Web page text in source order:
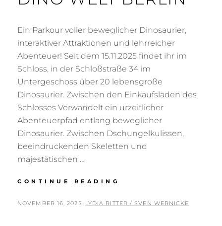
Ein Parkour voller beweglicher Dinosaurier,
interaktiver Attraktionen und lehrreicher
Abenteuer! Seit dem 15.11.2025 findet ihr im
Schloss, in der Schloßstraße 34 im
Untergeschoss über 20 lebensgroße
Dinosaurier. Zwischen den Einkaufsläden des
Schlosses Verwandelt ein urzeitlicher
Abenteuerpfad entlang beweglicher
Dinosaurier. Zwischen Dschungelkulissen,
beeindruckenden Skeletten und
majestätischen …
CONTINUE READING
BERLIN
POSTED
NOVEMBER 16, 2025 BY
LYDIA RITTER / SVEN WERNICKE